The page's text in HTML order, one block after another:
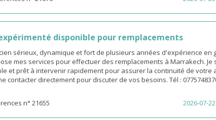
disponible pour remplacements
sérieux, dynamique et fort de plusieurs années d'expérience en
mes services pour effectuer des remplacements à Marrakech. Je
et prêt à intervenir rapidement pour assurer la continuité de votre
contacter directement pour discuter de vos besoins. Tél :
n° 21655 2026-07-